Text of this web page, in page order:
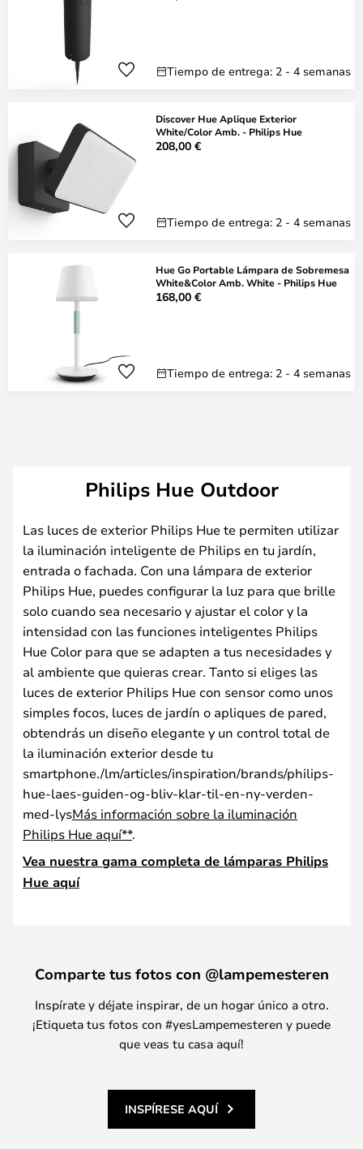
Tiempo de entrega: 2 - 4 semanas
Discover Hue Aplique Exterior
White/Color Amb. - Philips Hue
208,00 €
Tiempo de entrega: 2 - 4 semanas
Hue Go Portable Lámpara de Sobremesa
White&Color Amb. White - Philips Hue
168,00 €
Tiempo de entrega: 2 - 4 semanas
Philips Hue Outdoor
Las luces de exterior Philips Hue te permiten utilizar
la iluminación inteligente de Philips en tu jardín,
entrada o fachada. Con una lámpara de exterior
Philips Hue, puedes configurar la luz para que brille
solo cuando sea necesario y ajustar el color y la
intensidad con las funciones inteligentes Philips
Hue Color para que se adapten a tus necesidades y
al ambiente que quieras crear. Tanto si eliges las
luces de exterior Philips Hue con sensor como unos
simples focos, luces de jardín o apliques de pared,
obtendrás un diseño elegante y un control total de
la iluminación exterior desde tu
smartphone./lm/articles/inspiration/brands/philips-
hue-laes-guiden-og-bliv-klar-til-en-ny-verden-
med-lysMás información sobre la iluminación
Philips Hue aquí**.
Vea nuestra gama completa de lámparas Philips
Hue aquí
Comparte tus fotos con @lampemesteren
Inspírate y déjate inspirar, de un hogar único a otro.
¡Etiqueta tus fotos con #yesLampemesteren y puede
que veas tu casa aquí!
INSPÍRESE AQUÍ